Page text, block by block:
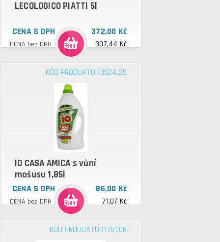
LECOLOGICO PIATTI 5l
CENA S DPH 372,00 Kč
CENA bez DPH 307,44 Kč
KÓD PRODUKTU 10524,25
IO CASA AMICA s vůní
mošusu 1,85l
CENA S DPH 86,00 Kč
CENA bez DPH 71,07 Kč
KÓD PRODUKTU 11761,08